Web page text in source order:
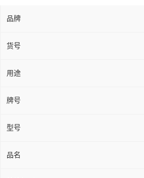
品牌
货号
用途
牌号
型号
品名